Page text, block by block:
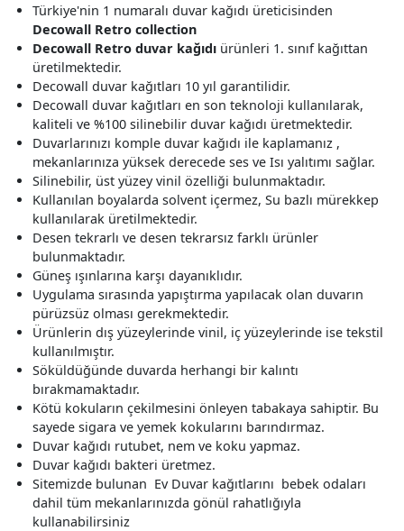
Türkiye'nin 1 numaralı duvar kağıdı üreticisinden
Decowall Retro collection
Decowall Retro duvar kağıdı ürünleri 1. sınıf kağıttan
üretilmektedir.
Decowall duvar kağıtları 10 yıl garantilidir.
Decowall duvar kağıtları en son teknoloji kullanılarak,
kaliteli ve %100 silinebilir duvar kağıdı üretmektedir.
Duvarlarınızı komple duvar kağıdı ile kaplamanız ,
mekanlarınıza yüksek derecede ses ve Isı yalıtımı sağlar.
Silinebilir, üst yüzey vinil özelliği bulunmaktadır.
Kullanılan boyalarda solvent içermez, Su bazlı mürekkep
kullanılarak üretilmektedir.
Desen tekrarlı ve desen tekrarsız farklı ürünler
bulunmaktadır.
Güneş ışınlarına karşı dayanıklıdır.
Uygulama sırasında yapıştırma yapılacak olan duvarın
pürüzsüz olması gerekmektedir.
Ürünlerin dış yüzeylerinde vinil, iç yüzeylerinde ise tekstil
kullanılmıştır.
Söküldüğünde duvarda herhangi bir kalıntı
bırakmamaktadır.
Kötü kokuların çekilmesini önleyen tabakaya sahiptir. Bu
sayede sigara ve yemek kokularını barındırmaz.
Duvar kağıdı rutubet, nem ve koku yapmaz.
Duvar kağıdı bakteri üretmez.
Sitemizde bulunan Ev Duvar kağıtlarını bebek odaları
dahil tüm mekanlarınızda gönül rahatlığıyla
kullanabilirsiniz